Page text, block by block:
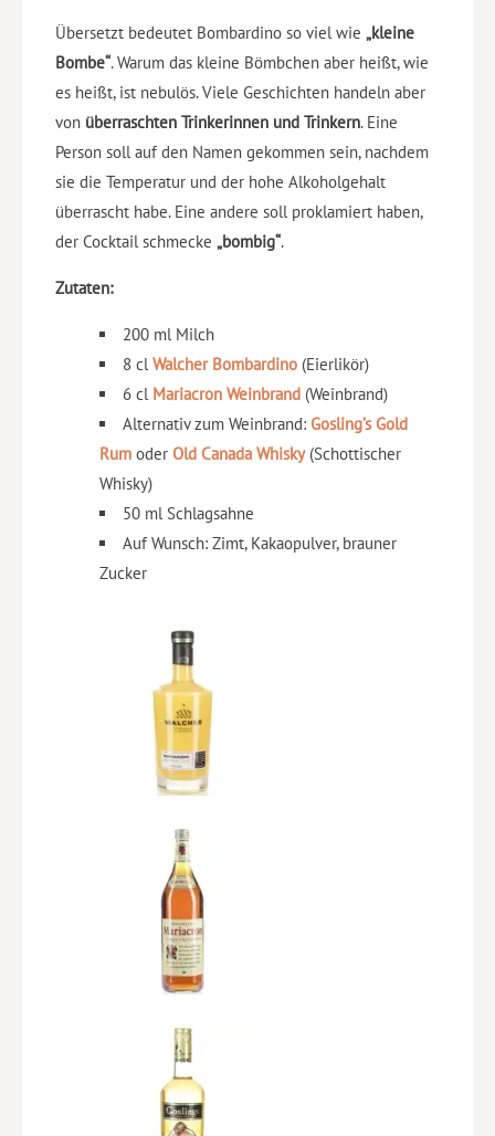
Übersetzt bedeutet Bombardino so viel wie „kleine
Bombe“. Warum das kleine Bömbchen aber heißt, wie
es heißt, ist nebulös. Viele Geschichten handeln aber
von überraschten Trinkerinnen und Trinkern. Eine
Person soll auf den Namen gekommen sein, nachdem
sie die Temperatur und der hohe Alkoholgehalt
überrascht habe. Eine andere soll proklamiert haben,
der Cocktail schmecke „bombig“.
Zutaten:
200 ml Milch
8 clWalcher Bombardino (Eierlikör)
6 cl Mariacron Weinbrand (Weinbrand)
Alternativ zum Weinbrand: Gosling’s Gold
Rum oder Old Canada Whisky(Schottischer
Whisky)
50 ml Schlagsahne
Auf Wunsch: Zimt, Kakaopulver, brauner
Zucker